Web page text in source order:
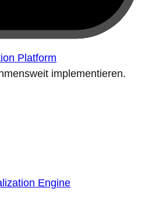
Platform
implementieren.
Engine